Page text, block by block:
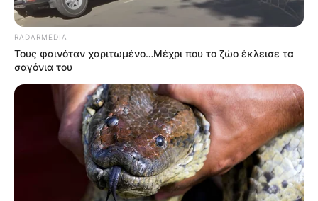
RADARMEDIA
Τους φαινόταν χαριτωμένο…Μέχρι που το ζώο έκλεισε τα
σαγόνια του